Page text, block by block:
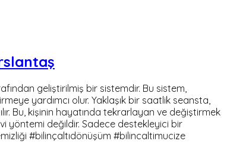
geliştirilmiş bir sistemdir. Bu sistem,
yardımcı olur. Yaklaşık bir saatlik seansta,
Bu, kişinin hayatında tekrarlayan ve değiştirmek
yöntemi değildir. Sadece destekleyici bir
#bilinçaltıdönüşüm #bilincaltimucize